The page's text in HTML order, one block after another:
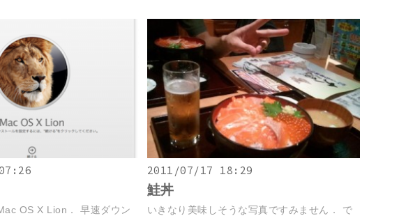
OS X Lion． 早速ダウン
2011/07/17 18:29
鮭丼
いきなり美味しそうな写真ですみません． で